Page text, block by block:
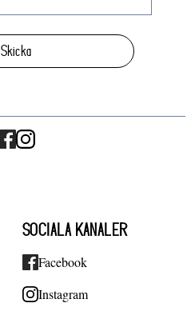
Skicka
SOCIALA KANALER
Facebook
Instagram